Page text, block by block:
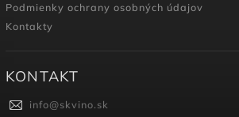
Podmienky ochrany osobných údajov
Kontakty
KONTAKT
info@skvino.sk